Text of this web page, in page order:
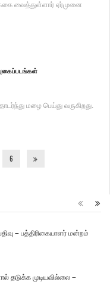
வைத்துள்ளார் ஏர்முனை
மழை பெய்து வருகிறது.
6
– பத்திரிகையாளர் மன்றம்
தடுக்க முடியவில்லை –